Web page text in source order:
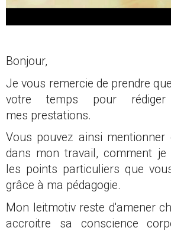
Bonjour,
Je vous remercie de prendre
votre temps pour
mes prestations.
Vous pouvez ainsi
dans mon travail, comment je
les points particuliers que
grâce à ma pédagogie.
Mon leitmotiv reste d'amener
accroitre sa conscience